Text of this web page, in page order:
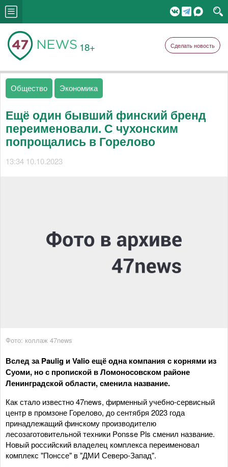
18+ Сделать новость
Общество Экономика
Ещё один бывший финский бренд
переименовали. С чухонским
попрощались в Горелово
13:34 10.10.2023
Фото: коллаж 47news
Вслед за Paulig и Valio ещё одна компания с корнями из
Суоми, но с пропиской в Ломоносовском районе
Ленинградской области, сменила название.
Как стало известно 47news, фирменный учебно-сервисный
центр в промзоне Горелово, до сентября 2023 года
принадлежащий финскому производителю
лесозаготовительной техники Ponsse Pls сменил название.
Новый российский владелец комплекса переименовал
комплекс "Понссе" в "ДМИ Северо-Запад".